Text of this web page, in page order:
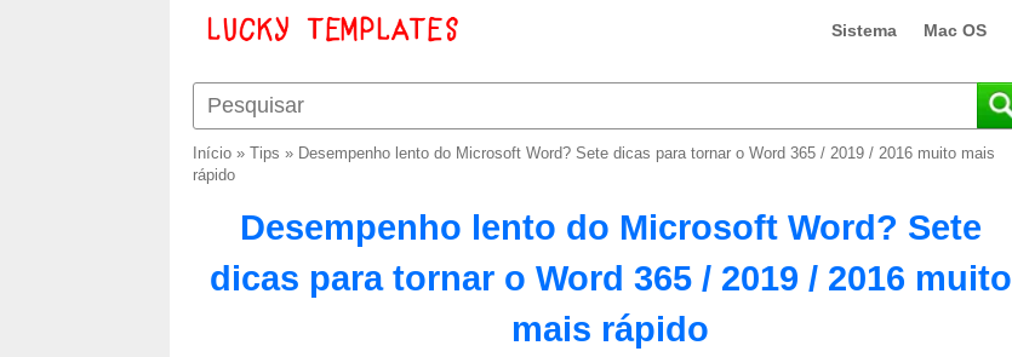
Sistema Mac OS
Início» Tips » Desempenho lento do Microsoft Word? Sete dicas para tornar o Word 365 / 2019 / 2016 muito mais
rápido
Desempenho lento do Microsoft Word? Sete
dicas para tornar o Word 365 / 2019 / 2016 muito
mais rápido